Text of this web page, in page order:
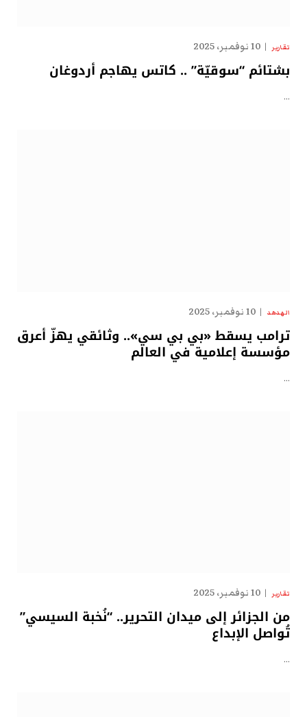
تقارير 10 نوفمبر، 2025
بشتائم “سوقيّة” .. كاتس يهاجم أردوغان
…
الهدهد 10 نوفمبر، 2025
ترامب يسقط «بي بي سي».. وثائقي يهزّ أعرق
مؤسسة إعلامية في العالم
…
تقارير 10 نوفمبر، 2025
من الجزائر إلى ميدان التحرير.. “نُخبة السيسي”
تُواصل الإبداع
…